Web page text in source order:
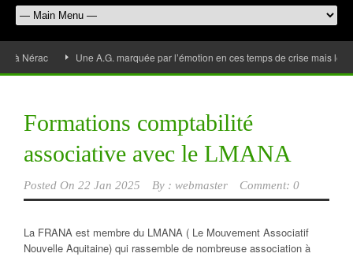
Nérac Une A.G. marquée par l’émotion en ces temps de crise mais les
Formations comptabilité
associative avec le LMANA
Posted On 22 Jan 2025 By : webmaster Comment: 0
La FRANA est membre du LMANA ( Le Mouvement Associatif
Nouvelle Aquitaine) qui rassemble de nombreuse association à